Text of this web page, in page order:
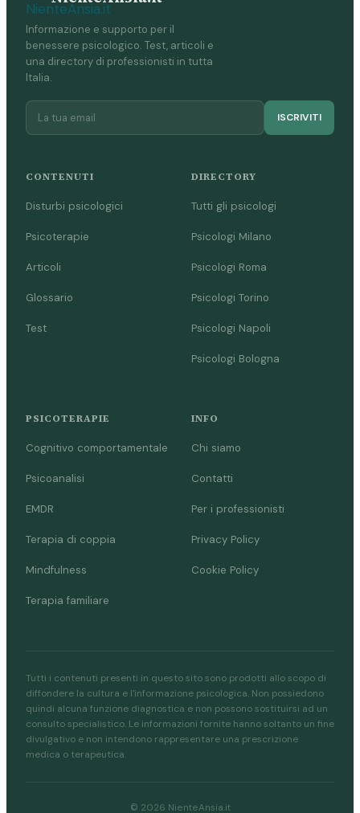
Informazione e supporto per il
benessere psicologico. Test, articoli e
una directory di professionisti in tutta
Italia.
ISCRIVITI
CONTENUTI
Disturbi psicologici
Psicoterapie
Articoli
Glossario
Test
DIRECTORY
Tutti gli psicologi
Psicologi Milano
Psicologi Roma
Psicologi Torino
Psicologi Napoli
Psicologi Bologna
PSICOTERAPIE
Cognitivo comportamentale
Psicoanalisi
EMDR
Terapia di coppia
Mindfulness
Terapia familiare
INFO
Chi siamo
Contatti
Per i professionisti
Privacy Policy
Cookie Policy
Tutti i contenuti presenti in questo sito sono prodotti allo scopo di
diffondere la cultura e l'informazione psicologica. Non possiedono
quindi alcuna funzione diagnostica e non possono sostituirsi ad un
consulto specialistico. Le informazioni fornite hanno soltanto un fine
divulgativo e non intendono rappresentare una prescrizione
medica o terapeutica.
© 2026 NienteAnsia.it